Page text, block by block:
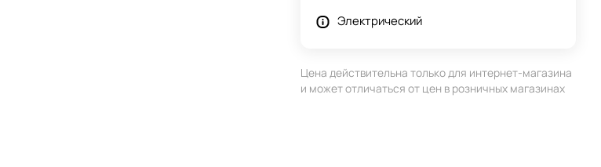
Электрический
Цена действительна только для интернет-магазина
и может отличаться от цен в розничных магазинах